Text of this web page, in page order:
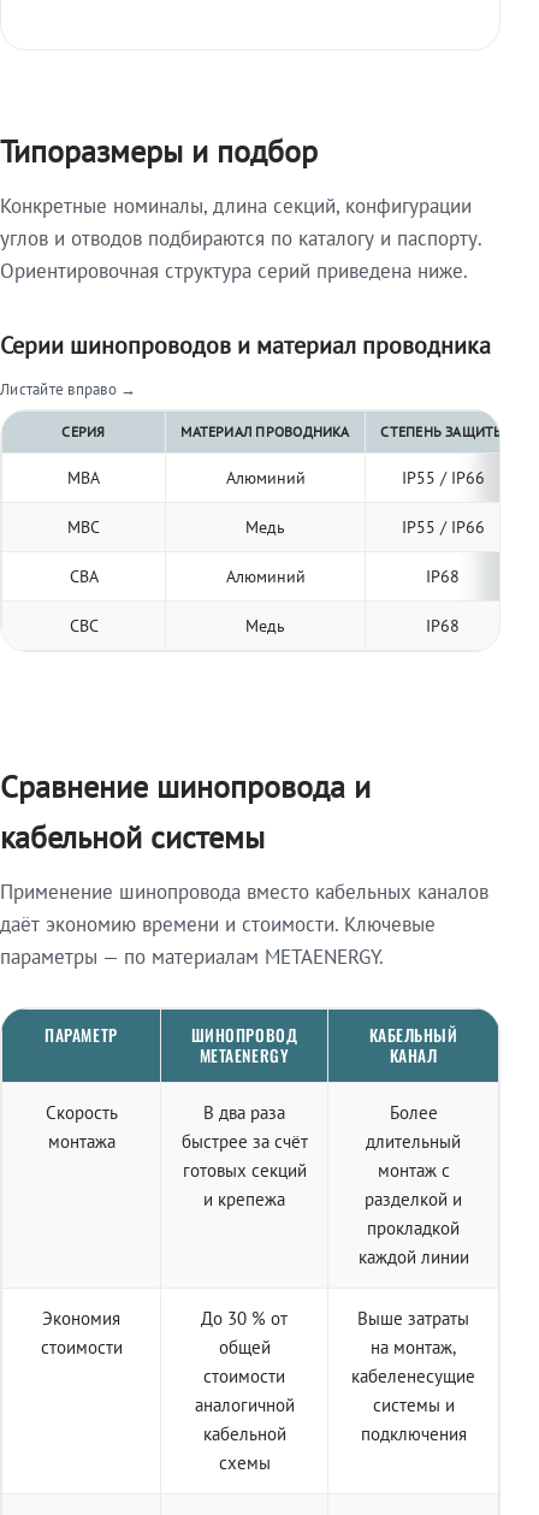
Типоразмеры и подбор
Конкретные номиналы, длина секций, конфигурации
углов и отводов подбираются по каталогу и паспорту.
Ориентировочная структура серий приведена ниже.
Серии шинопроводов и материал проводника
Листайте вправо →
СЕРИЯ МАТЕРИАЛ ПРОВОДНИКА СТЕПЕНЬ ЗАЩИТЫ
МВА Алюминий IP55 / IP66
МВС Медь IP55 / IP66
СВА Алюминий IP68
СВС Медь IP68
Сравнение шинопровода и
кабельной системы
Применение шинопровода вместо кабельных каналов
даёт экономию времени и стоимости. Ключевые
параметры — по материалам METAENERGY.
ПАРАМЕТР
ШИНОПРОВОД
METAENERGY
КАБЕЛЬНЫЙ
КАНАЛ
Скорость
монтажа
В два раза
быстрее за счёт
готовых секций
и крепежа
Более
длительный
монтаж с
разделкой и
прокладкой
каждой линии
Экономия
стоимости
До 30 % от
общей
стоимости
аналогичной
кабельной
схемы
Выше затраты
на монтаж,
кабеленесущие
системы и
подключения